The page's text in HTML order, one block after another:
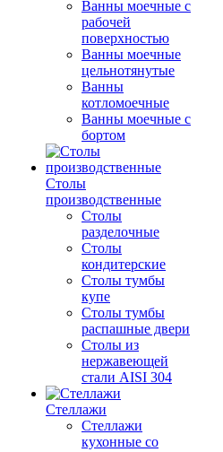
Ванны моечные с
рабочей
поверхностью
Ванны моечные
цельнотянутые
Ванны
котломоечные
Ванны моечные с
бортом
Столы
производственные
Столы
разделочные
Столы
кондитерские
Столы тумбы
купе
Столы тумбы
распашные двери
Столы из
нержавеющей
стали AISI 304
Стеллажи
Стеллажи
кухонные со